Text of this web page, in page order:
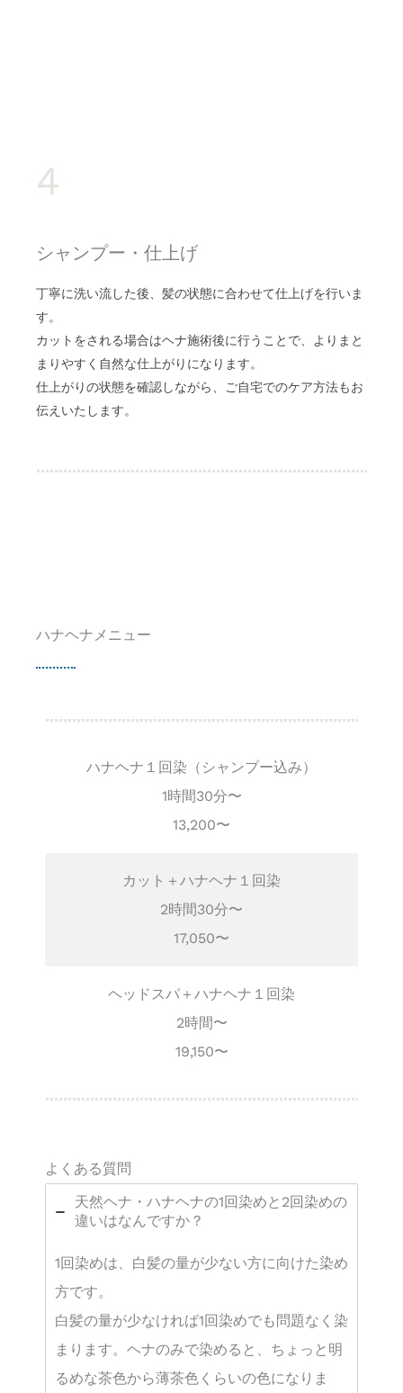
4
シャンプー・仕上げ
丁寧に洗い流した後、髪の状態に合わせて仕上げを行いま
す。
カットをされる場合はヘナ施術後に行うことで、よりまと
まりやすく自然な仕上がりになります。
仕上がりの状態を確認しながら、ご自宅でのケア方法もお
伝えいたします。
ハナヘナメニュー
ハナヘナ１回染（シャンプー込み）
1時間30分〜
13,200〜
カット＋ハナヘナ１回染
2時間30分〜
17,050〜
ヘッドスパ＋ハナヘナ１回染
2時間〜
19,150〜
よくある質問
天然ヘナ・ハナヘナの1回染めと2回染めの
違いはなんですか？
1回染めは、白髪の量が少ない方に向けた染め
方です。
白髪の量が少なければ1回染めでも問題なく染
まります。ヘナのみで染めると、ちょっと明
るめな茶色から薄茶色くらいの色になりま